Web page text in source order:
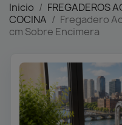
Inicio
FREGADEROS
COCINA
Fregadero
cm Sobre Encimera